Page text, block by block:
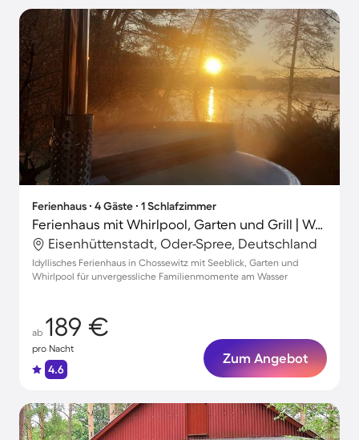
Ferienhaus ∙ 4 Gäste ∙ 1 Schlafzimmer
Ferienhaus mit Whirlpool, Garten und Grill | Wasserblick
Eisenhüttenstadt, Oder-Spree, Deutschland
Idyllisches Ferienhaus in Chossewitz mit Seeblick, Garten und
Whirlpool für unvergessliche Familienmomente am Wasser
ab 189 €
pro Nacht
4.6
Zum Angebot